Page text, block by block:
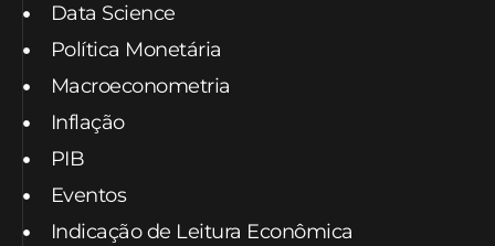
Data Science
Política Monetária
Macroeconometria
Inflação
PIB
Eventos
Indicação de Leitura Econômica